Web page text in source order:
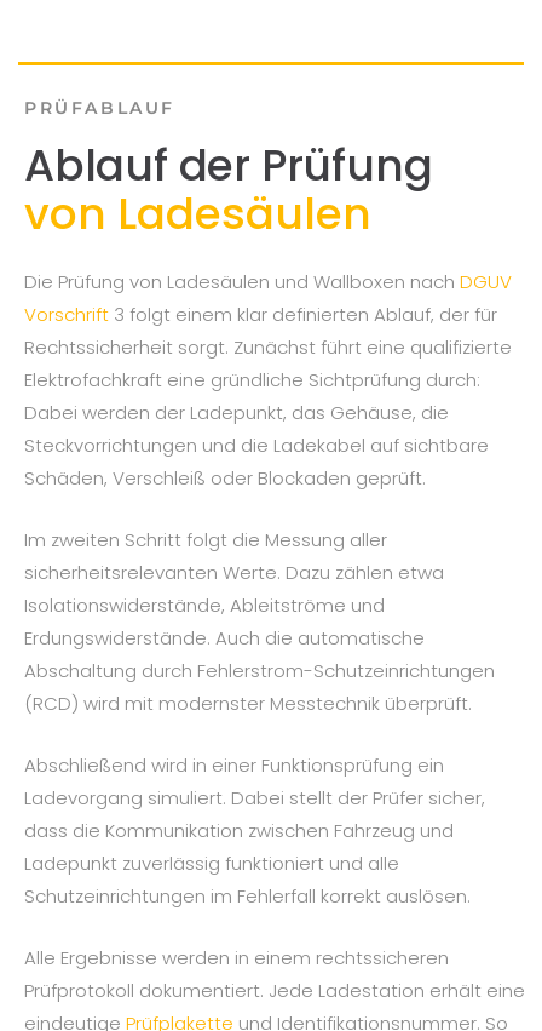
PRÜFABLAUF
Ablauf der Prüfung
von Ladesäulen
Die Prüfung von Ladesäulen und Wallboxen nach DGUV
Vorschrift 3 folgt einem klar definierten Ablauf, der für
Rechtssicherheit sorgt. Zunächst führt eine qualifizierte
Elektrofachkraft eine gründliche Sichtprüfung durch:
Dabei werden der Ladepunkt, das Gehäuse, die
Steckvorrichtungen und die Ladekabel auf sichtbare
Schäden, Verschleiß oder Blockaden geprüft.
Im zweiten Schritt folgt die Messung aller
sicherheitsrelevanten Werte. Dazu zählen etwa
Isolationswiderstände, Ableitströme und
Erdungswiderstände. Auch die automatische
Abschaltung durch Fehlerstrom-Schutzeinrichtungen
(RCD) wird mit modernster Messtechnik überprüft.
Abschließend wird in einer Funktionsprüfung ein
Ladevorgang simuliert. Dabei stellt der Prüfer sicher,
dass die Kommunikation zwischen Fahrzeug und
Ladepunkt zuverlässig funktioniert und alle
Schutzeinrichtungen im Fehlerfall korrekt auslösen.
Alle Ergebnisse werden in einem rechtssicheren
Prüfprotokoll dokumentiert. Jede Ladestation erhält eine
eindeutige Prüfplakette und Identifikationsnummer. So